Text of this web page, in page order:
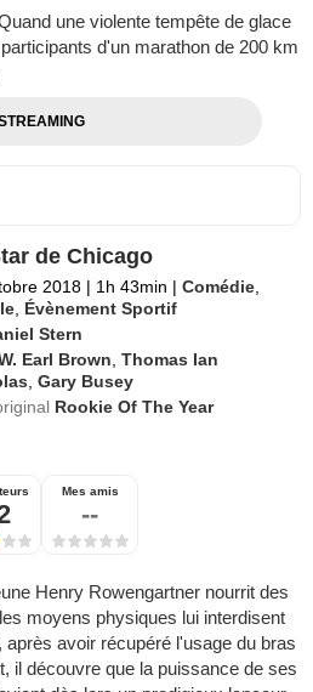
une violente tempête de glace
d'un marathon de 200 km
de Chicago
2018 | 1h 43min | Comédie
Évènement Sportif
Stern
Earl Brown ,Thomas Ian
,Gary Busey
Rookie Of The Year
Mes amis
--
Henry Rowengartner nourrit des
moyens physiques lui interdisent
avoir récupéré l'usage du bras
il découvre que la puissance de ses